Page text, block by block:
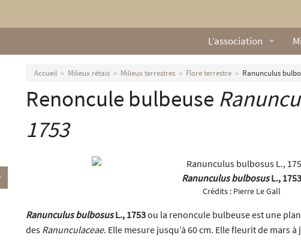
L’association
Qui sommes nous ?
Nos missions
Nos partenaires
Actualités
Accueil Milieux rétais Milieux terrestres Flore terrestre Ranunculus
Renoncule bulbeuse
1753
Ranunculus bulbosusL., 1753
Crédits : Pierre Le Gall
Ranunculus bulbosusL., 1753ou la renoncule bulbeuse est une
des Ranunculaceae. Elle mesure jusqu’à 60 cm. Elle fleurit de mars à